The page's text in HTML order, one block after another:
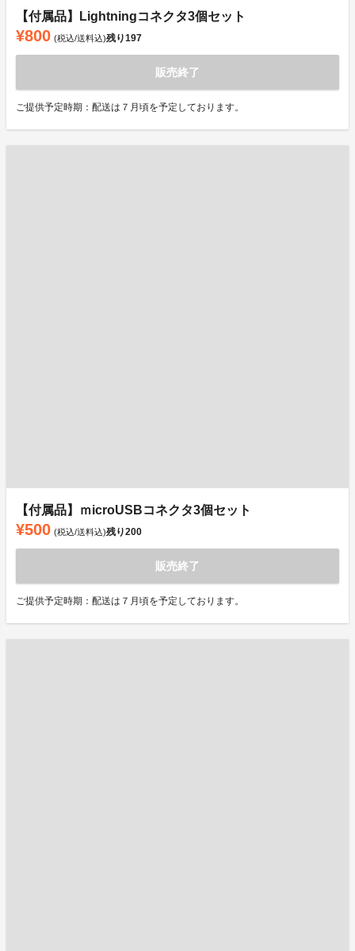
【付属品】Lightningコネクタ3個セット
¥800 (税込/送料込)残り197
販売終了
ご提供予定時期：配送は７月頃を予定しております。
【付属品】ｍicroUSBコネクタ3個セット
¥500 (税込/送料込)残り200
販売終了
ご提供予定時期：配送は７月頃を予定しております。